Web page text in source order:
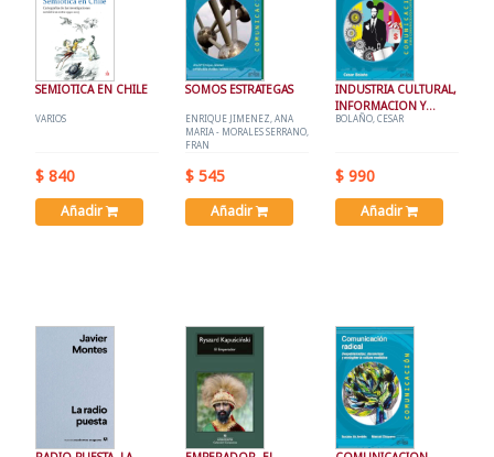
SEMIOTICA EN CHILE
VARIOS
$ 840
Añadir
SOMOS ESTRATEGAS
ENRIQUE JIMENEZ, ANA
MARIA - MORALES SERRANO,
FRAN
$ 545
Añadir
INDUSTRIA CULTURAL,
INFORMACION Y
CAPITALISMO
BOLAÑO, CESAR
$ 990
Añadir